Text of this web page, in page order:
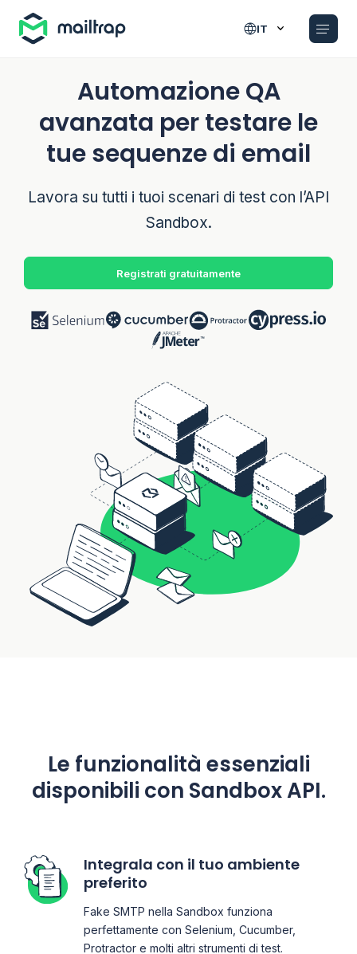
IT
Automazione QA
avanzata per testare le
tue sequenze di email
Lavora su tutti i tuoi scenari di test con l’API
Sandbox.
Registrati gratuitamente
Le funzionalità essenziali
disponibili con Sandbox API.
Integrala con il tuo ambiente
preferito
Fake SMTP nella Sandbox funziona
perfettamente con Selenium, Cucumber,
Protractor e molti altri strumenti di test.